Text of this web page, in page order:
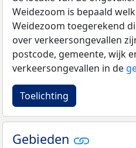
Weidezoom is bepaald
Weidezoom toegerekend
over verkeersongevallen
postcode, gemeente, wijk
verkeersongevallen in de
Toelichting
Gebieden